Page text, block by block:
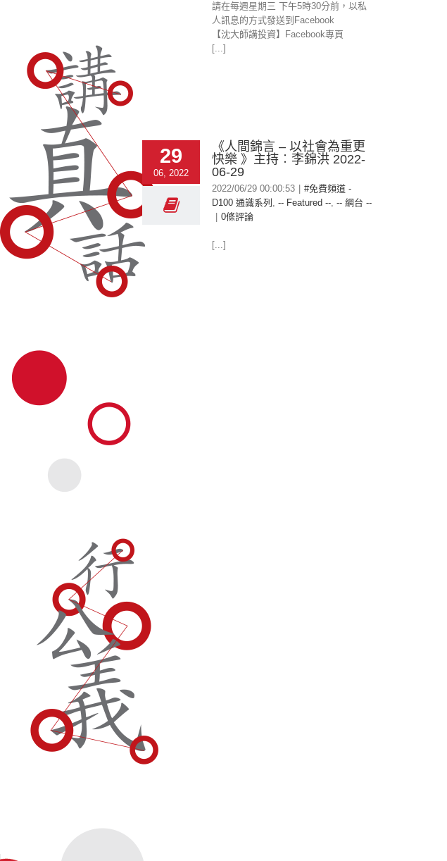
請在每週星期三 下午5時30分前，以私
人訊息的方式發送到Facebook
【沈大師講投資】Facebook專頁
[...]
29
06, 2022
《人間錦言 – 以社會為重更
快樂 》主持︰李錦洪 2022-
06-29
2022/06/29 00:00:53
#免費頻道 -
D100 通識系列 , -- Featured --, -- 網台 --
0條評論
[...]